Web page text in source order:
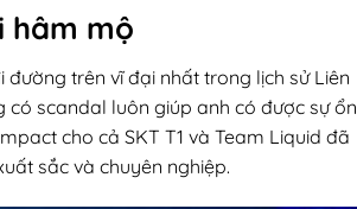
hâm mộ
trên vĩ đại nhất trong lịch sử Liên
có scandal luôn giúp anh có được sự ổn
cho cả SKT T1 và Team Liquid đã
sắc và chuyên nghiệp.